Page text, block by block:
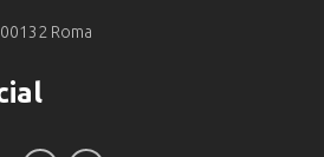
Roma